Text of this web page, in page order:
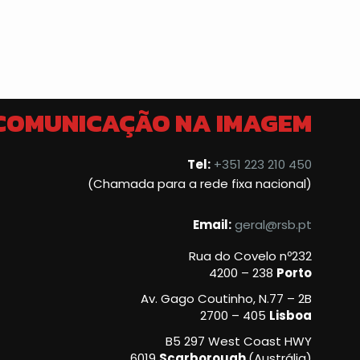
NA IMAGEM
Tel: +351 223 210 450
(Chamada para a rede fixa nacional)
Email:geral@rsb.pt
Rua do Covelo nº232
4200 – 238 Porto
Av. Gago Coutinho, N.77 – 2B
2700 – 405 Lisboa
B5 297 West Coast HWY